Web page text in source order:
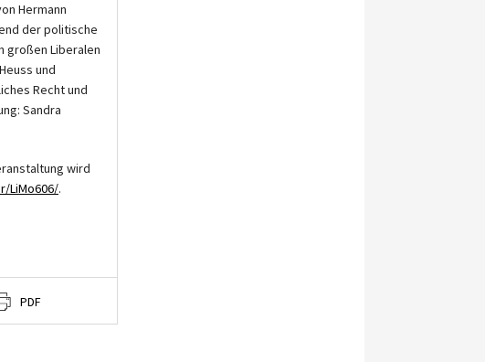
Hermann
der politische
großen Liberalen
und
Recht und
Sandra
wird
LiMo606/.
PDF